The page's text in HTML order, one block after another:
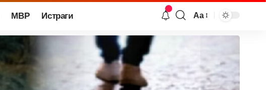
МВР Истраги Аа